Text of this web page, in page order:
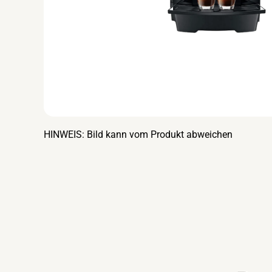
HINWEIS: Bild kann vom Produkt abweichen